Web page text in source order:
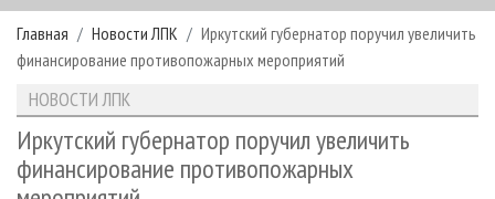
РУБРИКИ И ТЕМЫ
РУБРИКИ ЖУРНАЛА
ЛЕСОЗАГОТОВКА
ЛЕСОПИЛЕНИЕ
НОВОСТИ
НОВОСТИ ЛПК
НОВОСТИ ЖУРНАЛА
ПРОЕКТЫ ЛПИ
АНАЛИТИКА
ПРЕДПРИЯТИЯ ЛПК
АРХИВ ЖУРНАЛОВ
О ЖУРНАЛЕ
Главная Новости ЛПК
Иркутский губернатор поручил увеличить
финансирование противопожарных мероприятий
НОВОСТИ ЛПК
Иркутский губернатор поручил увеличить
финансирование противопожарных